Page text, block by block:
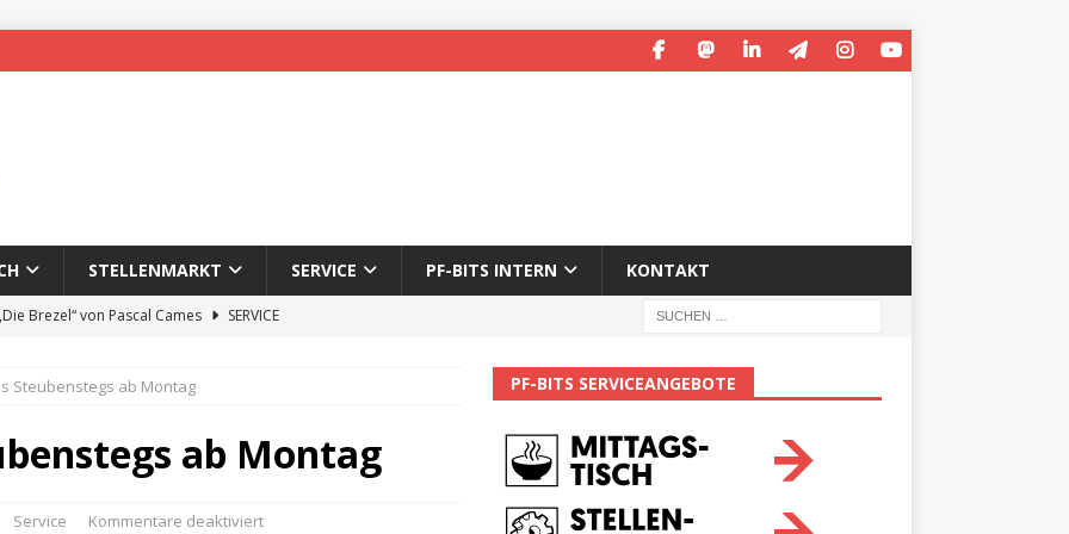
STELLENMARKT SERVICE PF-BITS INTERN KONTAKT
Brezel“ von Pascal Cames
SERVICE
des 65. Fasnetsumzugs Dillweißenstein
PF-BITS INTERN
Der Mann hinter PF-Bits lebt nicht mehr
Steubenstegs ab Montag
ab Montag
Service Kommentare deaktiviert
PF-BITS SERVICEANGEBOTE